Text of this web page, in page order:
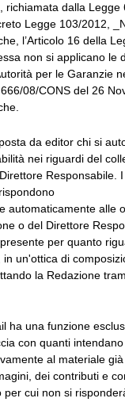
richiamata dalla Legge
Legge 103/2012,
l’Articolo 16 della
non si applicano le
per le Garanzie
08/CONS del 26
da editor chi si
nei riguardi del
Responsabile.
automaticamente alle
o del Direttore
per quanto
un'ottica di
la Redazione
ha una funzione
con quanti
al materiale
dei contributi e
per cui non si